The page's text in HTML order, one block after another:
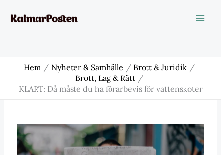
Hem Nyheter & Samhälle
Brott & Juridik
Brott, Lag & Rätt
KLART: Då måste du ha förarbevis för vattenskoter